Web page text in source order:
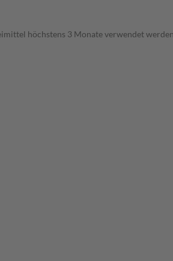
höchstens 3 Monate verwendet